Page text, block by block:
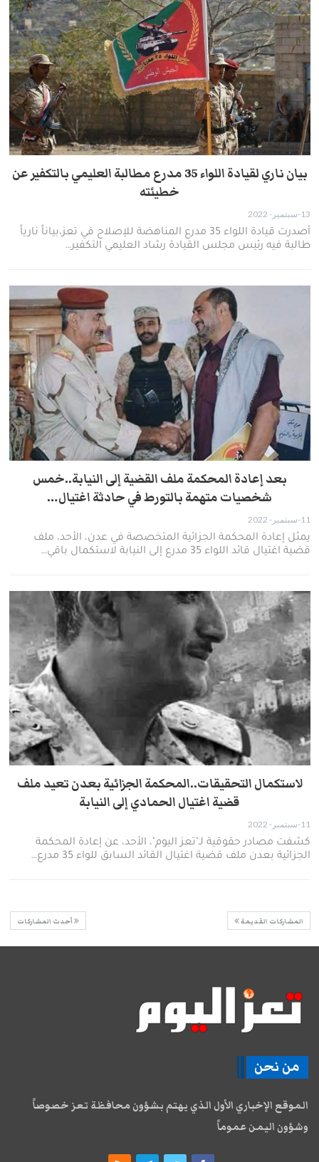
بيان ناري لقيادة اللواء 35 مدرع مطالبة العليمي بالتكفير عن
خطيئته
13-سبتمبر- 2022
أصدرت قيادة اللواء 35 مدرع المناهضة للإصلاح في تعز،بياناً نارياً
طالبة فيه رئيس مجلس القيادة رشاد العليمي التكفير…
بعد إعادة المحكمة ملف القضية إلى النيابة..خمس
شخصيات متهمة بالتورط في حادثة اغتيال…
11-سبتمبر- 2022
يمثل إعادة المحكمة الجزائية المتخصصة في عدن، الأحد، ملف
قضية اغتيال قائد اللواء 35 مدرع إلى النيابة لاستكمال باقي…
لاستكمال التحقيقات..المحكمة الجزائية بعدن تعيد ملف
قضية اغتيال الحمادي إلى النيابة
11-سبتمبر- 2022
كشفت مصادر حقوقية لـ"تعز اليوم"، الأحد، عن إعادة المحكمة
الجزائية بعدن ملف قضية اغتيال القائد السابق للواء 35 مدرع…
المشاركات القديمة أحدث المشاركات
من نحن
الموقع الإخباري الأول الذي يهتم بشؤون محافظة تعز خصوصاً
وشؤون اليمن عموماً